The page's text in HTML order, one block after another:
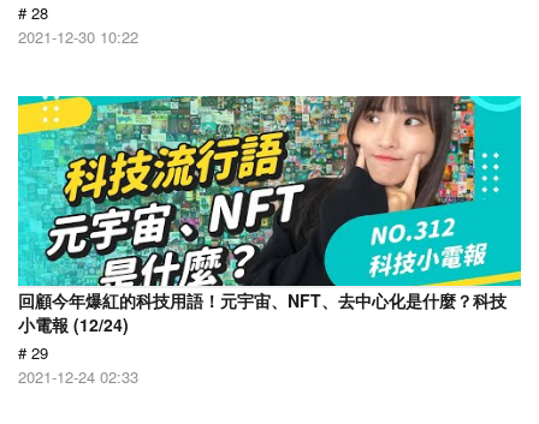
# 28
2021-12-30 10:22
回顧今年爆紅的科技用語！元宇宙、NFT、去中心化是什麼？科技
小電報 (12/24)
# 29
2021-12-24 02:33